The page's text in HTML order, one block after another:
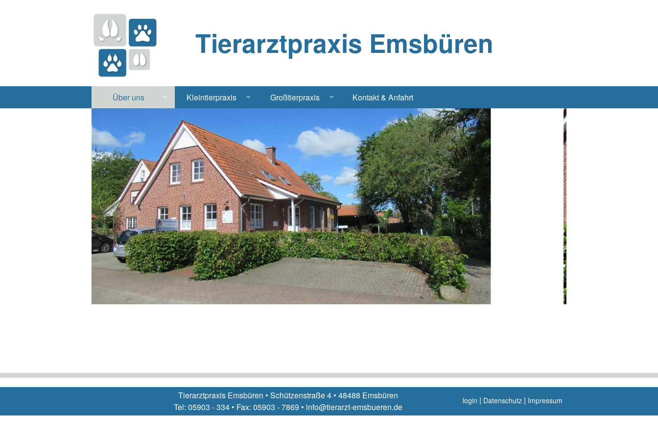
Tierarztpraxis Emsbüren
Über uns
Apotheke
Labor
Notdienst
Jobs & Praktikum
Kleintierpraxis
Heimtiere
Röntgen Ultraschall Elektrochirurgie Narkose
Großtierpraxis
Bestandsbetreuung Rind
Pferde
Geflügel, Tauben, Hühner
Kontakt & Anfahrt
Tierarztpraxis Emsbüren • Schützenstraße 4 • 48488 Emsbüren
Tel: 05903 - 334 • Fax: 05903 - 7869 • info@tierarzt-emsbueren.de
login | Datenschutz | Impressum